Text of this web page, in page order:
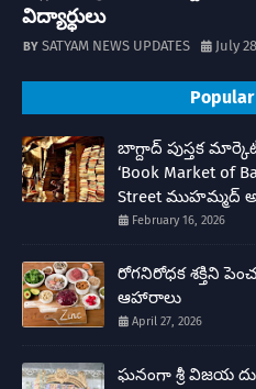
విద్యార్ధులు
SATYAM NEWS UPDATES July
బాగ్దాద్ పుస్తక
‘Book Market of
Street ముహమ్మద్
February 16, 2026
రోగనిరోధక శక్తిని
ఆహారాలు
April 27, 2026
ఘనంగా శ్రీ విజయ